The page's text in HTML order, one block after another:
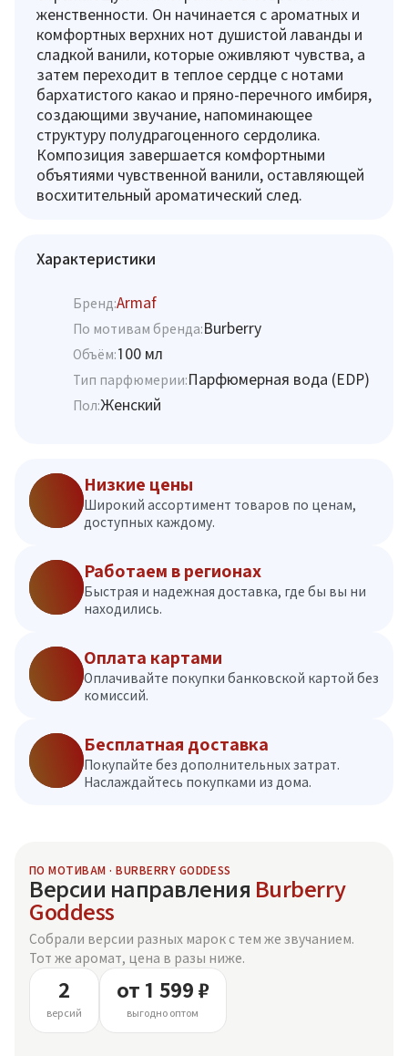
женственности. Он начинается с ароматных и
комфортных верхних нот душистой лаванды и
сладкой ванили, которые оживляют чувства, а
затем переходит в теплое сердце с нотами
бархатистого какао и пряно-перечного имбиря,
создающими звучание, напоминающее
структуру полудрагоценного сердолика.
Композиция завершается комфортными
объятиями чувственной ванили, оставляющей
восхитительный ароматический след.
Характеристики
Бренд:Armaf
По мотивам бренда:Burberry
Объём:100 мл
Тип парфюмерии:Парфюмерная вода (EDP)
Пол:Женский
Низкие цены
Широкий ассортимент товаров по ценам,
доступных каждому.
Работаем в регионах
Быстрая и надежная доставка, где бы вы ни
находились.
Оплата картами
Оплачивайте покупки банковской картой без
комиссий.
Бесплатная доставка
Покупайте без дополнительных затрат.
Наслаждайтесь покупками из дома.
ПО МОТИВАМ · BURBERRY GODDESS
Версии направления Burberry
Goddess
Собрали версии разных марок с тем же звучанием.
Тот же аромат, цена в разы ниже.
2
версий
от 1 599 ₽
выгодно оптом